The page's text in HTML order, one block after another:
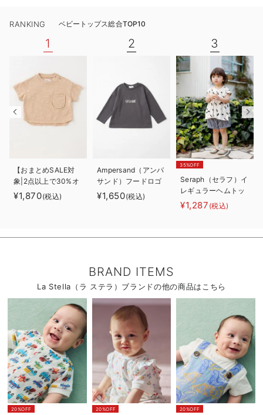
RANKING ベビートップス総合TOP10
1
【おまとめSALE対
象|2点以上で30%オ
フ】La Stella（ラ ス
テラ）オーバーダイ
¥1,870(税込)
2
Ampersand（アンパ
サンド）フードロゴ
プリント ロングTシ
ャツ
¥1,650(税込)
3
35%OFF
Seraph（セラフ）イ
レギュラーヘムトッ
プス
¥1,287 (税込)
BRAND ITEMS
La Stella（ラ ステラ）ブランドの他の商品はこちら
20%OFF 20%OFF 20%OFF